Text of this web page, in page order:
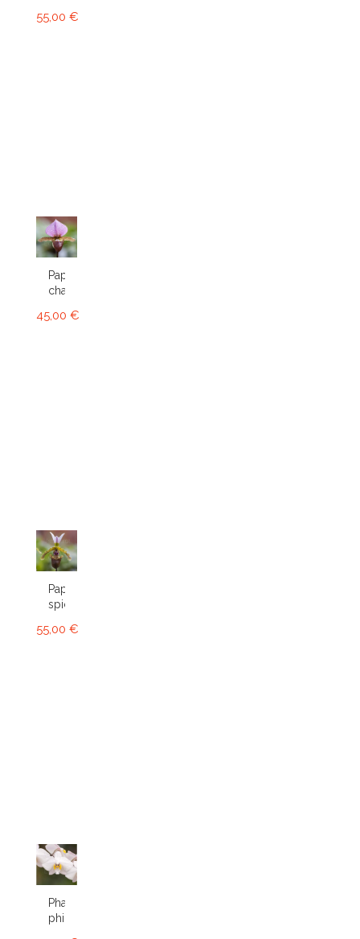
55,00 €
Paphiopedilum
charlesworthii
45,00 €
Paphiopedilum
spicerianum
55,00 €
Phalaenopsis
philippinensis